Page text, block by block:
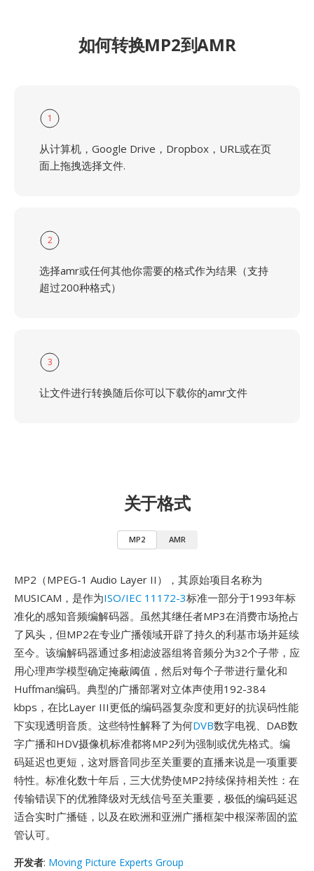
如何转换MP2到AMR
1
从计算机，Google Drive，Dropbox，URL或在页
面上拖拽选择文件.
2
选择amr或任何其他你需要的格式作为结果（支持
超过200种格式）
3
让文件进行转换随后你可以下载你的amr文件
关于格式
MP2 AMR
MP2（MPEG-1 Audio Layer II），其原始项目名称为
MUSICAM，是作为ISO/IEC 11172-3标准一部分于1993年标
准化的感知音频编解码器。虽然其继任者MP3在消费市场抢占
了风头，但MP2在专业广播领域开辟了持久的利基市场并延续
至今。该编解码器通过多相滤波器组将音频分为32个子带，应
用心理声学模型确定掩蔽阈值，然后对每个子带进行量化和
Huffman编码。典型的广播部署对立体声使用192-384
kbps，在比Layer III更低的编码器复杂度和更好的抗误码性能
下实现透明音质。这些特性解释了为何DVB数字电视、DAB数
字广播和HDV摄像机标准都将MP2列为强制或优先格式。编
码延迟也更短，这对唇音同步至关重要的直播来说是一项重要
特性。标准化数十年后，三大优势使MP2持续保持相关性：在
传输错误下的优雅降级对无线信号至关重要，极低的编码延迟
适合实时广播链，以及在欧洲和亚洲广播框架中根深蒂固的监
管认可。
开发者: Moving Picture Experts Group